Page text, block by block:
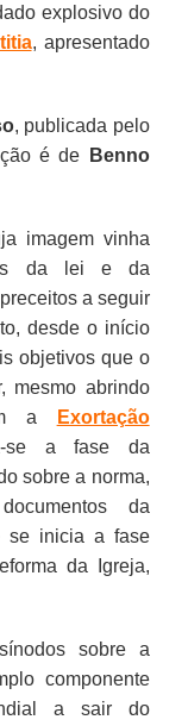
explosivo do
, apresentado
, publicada pelo
é de
Benno
imagem vinha
da lei e da
a seguir
desde o início
objetivos que o
mesmo abrindo
a
Exortação
se a fase da
sobre a norma,
da
se inicia a fase
da Igreja,
sobre a
componente
a sair do